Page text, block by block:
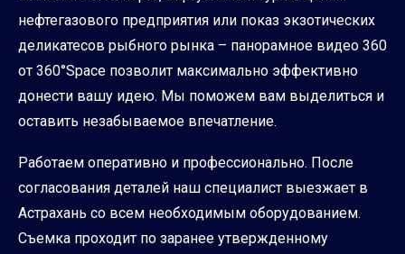
нефтегазового предприятия или показ экзотических
деликатесов рыбного рынка – панорамное видео 360
от 360°Space позволит максимально эффективно
донести вашу идею. Мы поможем вам выделиться и
оставить незабываемое впечатление.
Работаем оперативно и профессионально. После
согласования деталей наш специалист выезжает в
Астрахань со всем необходимым оборудованием.
Съемка проходит по заранее утвержденному